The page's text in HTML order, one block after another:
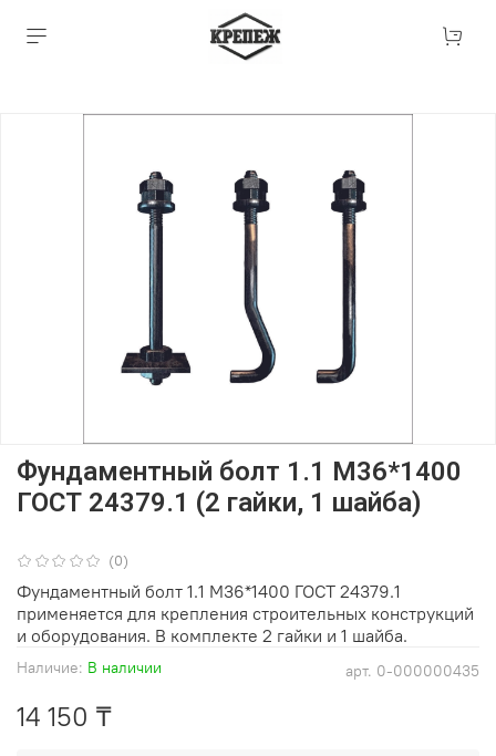
(0)
арт. 0-000000435
Наличие: В наличии
Фундаментный болт 1.1 М36*1400
ГОСТ 24379.1 (2 гайки, 1 шайба)
14 150 ₸
Фундаментный болт 1.1 М36*1400 ГОСТ 24379.1
применяется для крепления строительных конструкций
и оборудования. В комплекте 2 гайки и 1 шайба.